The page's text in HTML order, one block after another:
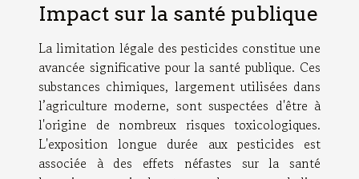
Impact sur la santé publique
La limitation légale des pesticides constitue une
avancée significative pour la santé publique. Ces
substances chimiques, largement utilisées dans
l’agriculture moderne, sont suspectées d'être à
l'origine de nombreux risques toxicologiques.
L'exposition longue durée aux pesticides est
associée à des effets néfastes sur la santé